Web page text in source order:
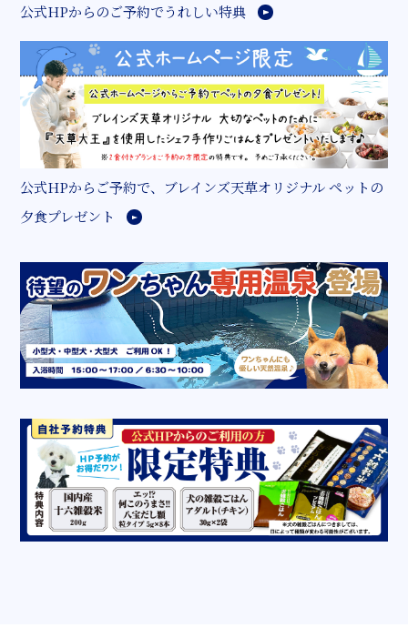
公式HPからのご予約でうれしい特典
公式HPからご予約で、ブレインズ天草オリジナル ペットの
夕食プレゼント